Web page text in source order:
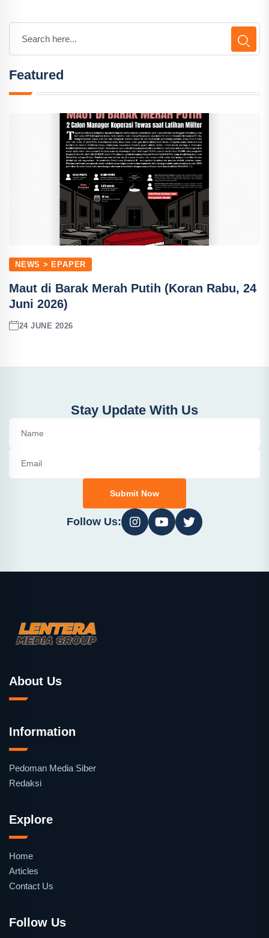
Featured
NEWS > EPAPER
Maut di Barak Merah Putih (Koran Rabu, 24
Juni 2026)
24 JUNE 2026
Stay Update With Us
Submit Now
Follow Us:
About Us
Information
Pedoman Media Siber
Redaksi
Explore
Home
Articles
Contact Us
Follow Us